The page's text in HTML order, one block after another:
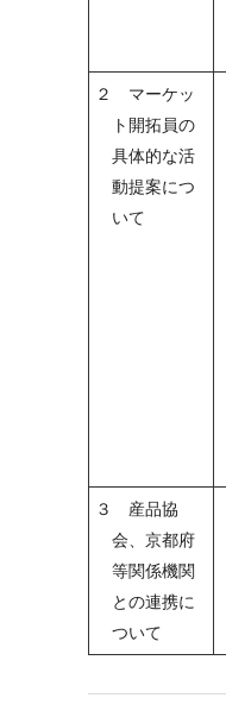
２ マーケッ
ト開拓員の
具体的な活
動提案につ
いて
３ 産品協
会、京都府
等関係機関
との連携に
ついて